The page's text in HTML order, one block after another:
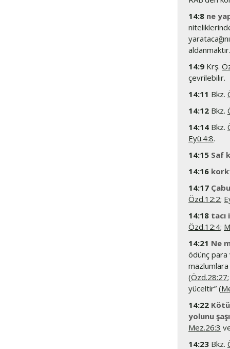
14:8 ne
aldanmaktır.
14:9 Krş.
çevrilebilir.
14:11 Bkz.
14:12 Bkz.
14:14 Bkz.
Eyü.4:8.
14:15 Saf
14:16
14:17
Özd.12:2;
14:18 tacı
Özd.12:4;
14:21 Ne
ödünç
mazlumlara
(Özd.28:27
yüceltir” (
14:22
yolunu
Mez.26:3
14:23 Bkz.